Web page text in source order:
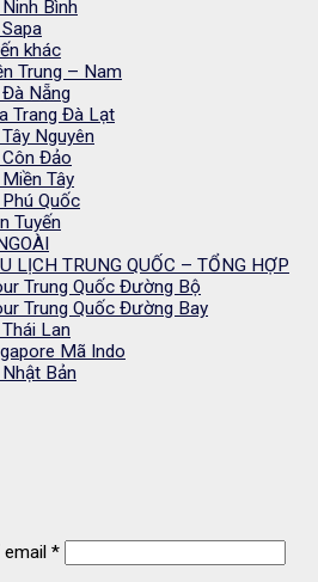
Bình
khác
Trung – Nam
Nẵng
Trang Đà Lạt
Nguyên
Đảo
Tây
Quốc
Tuyến
LỊCH TRUNG QUỐC – TỔNG HỢP
Trung Quốc Đường Bộ
Trung Quốc Đường Bay
Lan
Mã Indo
Bản
email *